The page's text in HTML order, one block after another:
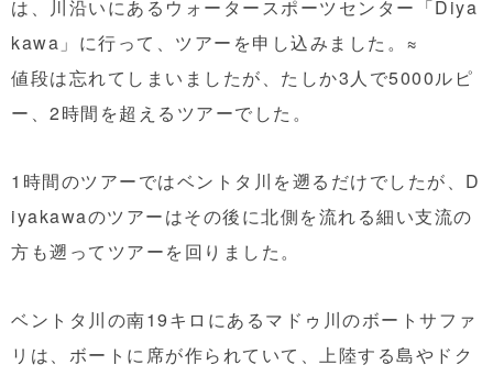
は、川沿いにあるウォータースポーツセンター「Diya
kawa」に行って、ツアーを申し込みました。≈
値段は忘れてしまいましたが、たしか3人で5000ルピ
ー、2時間を超えるツアーでした。
1時間のツアーではベントタ川を遡るだけでしたが、D
iyakawaのツアーはその後に北側を流れる細い支流の
方も遡ってツアーを回りました。
ベントタ川の南19キロにあるマドゥ川のボートサファ
リは、ボートに席が作られていて、上陸する島やドク